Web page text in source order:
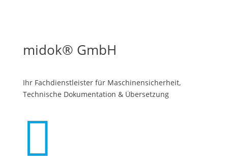
midok® GmbH
Ihr Fachdienstleister für Maschinen­sicherheit,
Technische Dokumentation & Übersetzung
